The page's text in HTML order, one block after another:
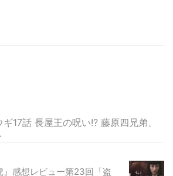
17話 長屋王の呪い!? 藤原四兄弟、
』感想レビュー第23回「盗